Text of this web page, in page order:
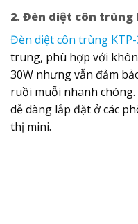
2. Đèn diệt côn trùng
Đèn diệt côn trùng
trung, phù hợp với
30W nhưng vẫn đảm
ruồi muỗi nhanh chóng.
dễ dàng lắp đặt ở các
thị mini.